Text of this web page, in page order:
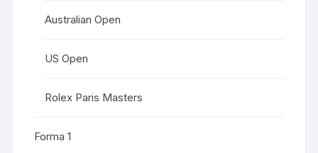
Australian Open
US Open
Rolex Paris Masters
Forma 1